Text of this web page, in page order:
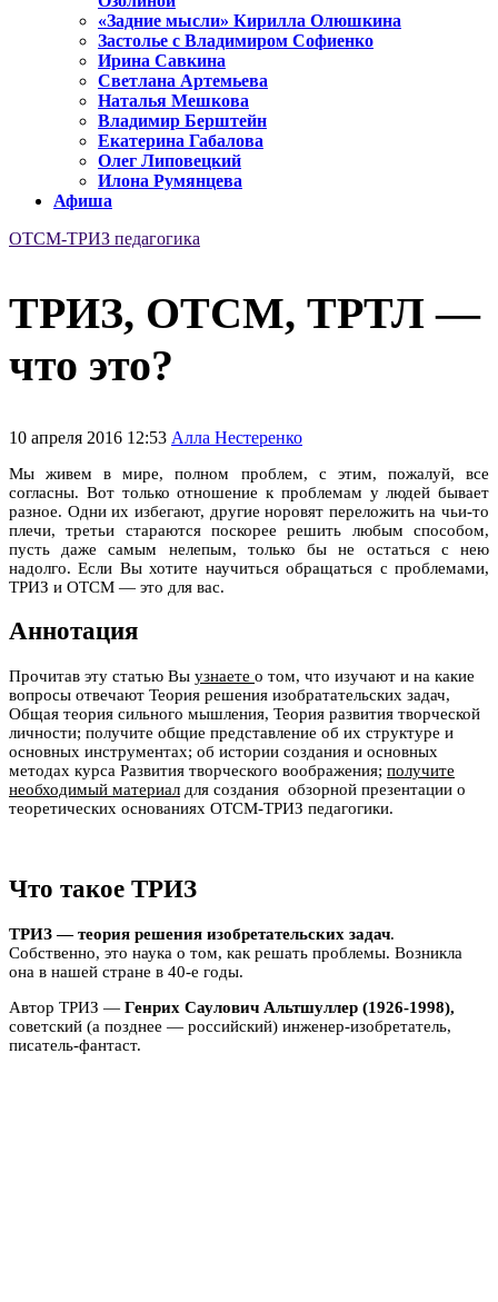
«Задние мысли» Кирилла Олюшкина
Застолье с Владимиром Софиенко
Ирина Савкина
Светлана Артемьева
Наталья Мешкова
Владимир Берштейн
Екатерина Габалова
Олег Липовецкий
Илона Румянцева
Афиша
ОТСМ-ТРИЗ педагогика
ТРИЗ, ОТСМ, ТРТЛ —
что это?
10 апреля 2016 12:53 Алла Нестеренко
Мы живем в мире, полном проблем, с этим, пожалуй, все
согласны. Вот только отношение к проблемам у людей бывает
разное. Одни их избегают, другие норовят переложить на чьи-то
плечи, третьи стараются поскорее решить любым способом,
пусть даже самым нелепым, только бы не остаться с нею
надолго. Если Вы хотите научиться обращаться с проблемами,
ТРИЗ и ОТСМ — это для вас.
Аннотация
Прочитав эту статью Вы узнаете о том, что изучают и на какие
вопросы отвечают Теория решения изобратательских задач,
Общая теория сильного мышления, Теория развития творческой
личности; получите общие представление об их структуре и
основных инструментах; об истории создания и основных
методах курса Развития творческого воображения; получите
необходимый материал для создания обзорной презентации о
теоретических основаниях ОТСМ-ТРИЗ педагогики.
Что такое ТРИЗ
ТРИЗ — теория решения изобретательских задач.
Собственно, это наука о том, как решать проблемы. Возникла
она в нашей стране в 40-е годы.
Автор ТРИЗ — Генрих Саулович Альтшуллер (1926-1998),
советский (а позднее — российский) инженер-изобретатель,
писатель-фантаст.